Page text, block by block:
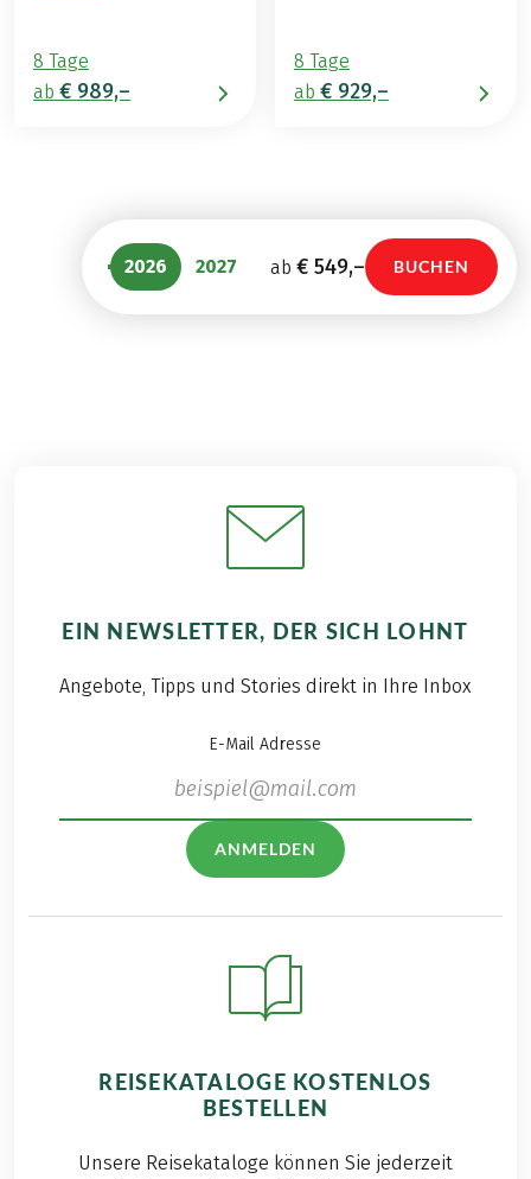
8 Tage
ab € 989,–
8 Tage
ab € 929,–
2026 2027 ab € 549,– BUCHEN
EIN NEWSLETTER, DER SICH LOHNT
Angebote, Tipps und Stories direkt in Ihre Inbox
E-Mail Adresse
ANMELDEN
REISEKATALOGE KOSTENLOS
BESTELLEN
Unsere Reisekataloge können Sie jederzeit